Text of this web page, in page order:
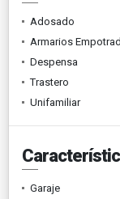
Adosado
Armarios
Despensa
Trastero
Unifamiliar
Garaje